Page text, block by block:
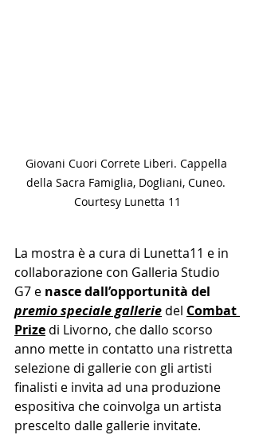
Giovani Cuori Correte Liberi. Cappella
della Sacra Famiglia, Dogliani, Cuneo.
Courtesy Lunetta 11
La mostra è a cura di Lunetta11 e in
collaborazione con Galleria Studio
G7 e nasce dall’opportunità del
premio speciale gallerie del Combat
Prize di Livorno, che dallo scorso
anno mette in contatto una ristretta
selezione di gallerie con gli artisti
finalisti e invita ad una produzione
espositiva che coinvolga un artista
prescelto dalle gallerie invitate.